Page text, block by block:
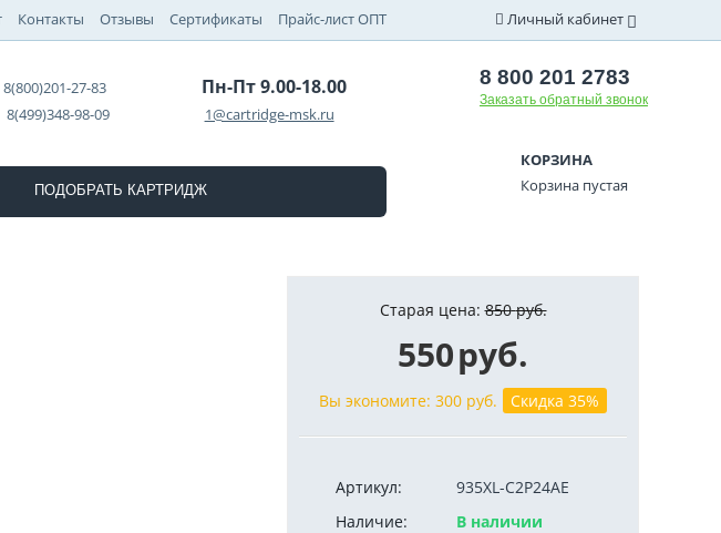
Контакты Отзывы Сертификаты Прайс-лист ОПТ Личный кабинет
8(800)201-27-83
8(499)348-98-09
Пн-Пт 9.00-18.00
1@cartridge-msk.ru
8 800 201 2783
Заказать обратный звонок
ПОДОБРАТЬ КАРТРИДЖ
КОРЗИНА
Корзина пустая
Старая цена: 850 руб.
550руб.
Вы экономите: 300 руб. Скидка 35%
Артикул:
935XL-C2P24AE
Наличие:
В наличии